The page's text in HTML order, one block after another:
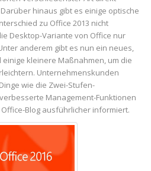
hinaus gibt es einige optische
zu Office 2013 nicht
Desktop-Variante von Office nur
anderem gibt es nun ein neues,
kleinere Maßnahmen, um die
Unternehmenskunden
wie die Zwei-Stufen-
Management-Funktionen
Blog ausführlicher informiert.